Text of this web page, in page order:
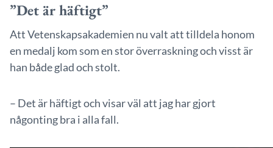
”Det är häftigt”
Att Vetenskapsakademien nu valt att tilldela honom
en medalj kom som en stor överraskning och visst är
han både glad och stolt.
– Det är häftigt och visar väl att jag har gjort
någonting bra i alla fall.